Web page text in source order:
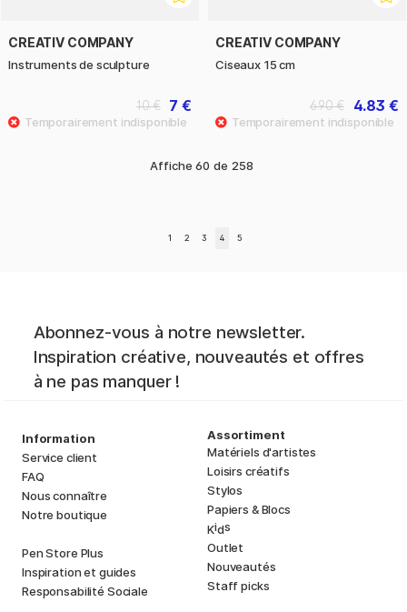
CREATIV COMPANY
Instruments de sculpture
7 €
10 €
CREATIV COMPANY
Ciseaux 15 cm
4.83 €
6.90 €
Affiche 60 de 258
1 2 3 4 5
Abonnez-vous à notre newsletter.
Inspiration créative, nouveautés et offres
à ne pas manquer !
Information
Service client
FAQ
Nous connaître
Notre boutique
Pen Store Plus
Inspiration et guides
Responsabilité Sociale
Assortiment
Matériels d'artistes
Loisirs créatifs
Stylos
Papiers & Blocs
Kids
Outlet
Nouveautés
Staff picks